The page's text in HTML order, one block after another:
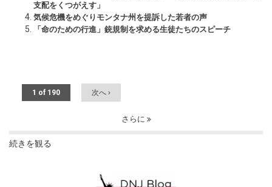
支配をくつがえす」
気候危機をめぐりモンタナ州を提訴した若者の声
「命のための行進」銃規制を求める生徒たちのスピーチ
1 of 190 次へ ›
さらに
続きを観る